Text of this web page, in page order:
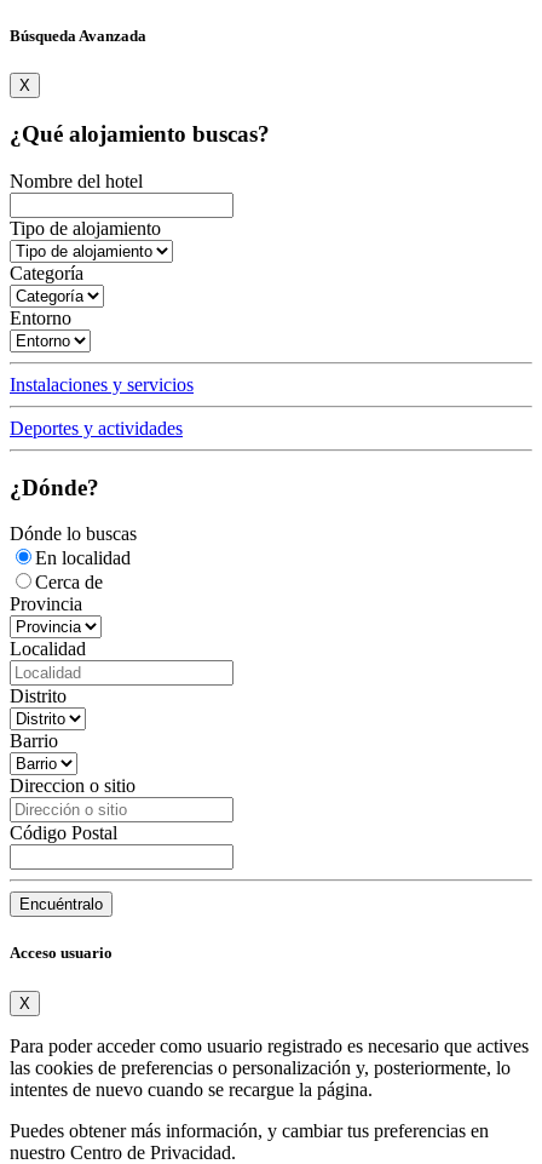
Búsqueda Avanzada
X
¿Qué alojamiento buscas?
Nombre del hotel
Tipo de alojamiento
Categoría
Entorno
Instalaciones y servicios
Deportes y actividades
¿Dónde?
Dónde lo buscas
En localidad
Cerca de
Provincia
Localidad
Distrito
Barrio
Direccion o sitio
Código Postal
Encuéntralo
Acceso usuario
X
Para poder acceder como usuario registrado es necesario que actives
las cookies de preferencias o personalización y, posteriormente, lo
intentes de nuevo cuando se recargue la página.
Puedes obtener más información, y cambiar tus preferencias en
nuestro Centro de Privacidad.